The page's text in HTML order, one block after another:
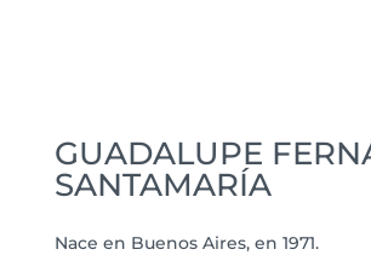
GUADALUPE
SANTAMARÍA
Nace en Buenos Aires, en 1971.